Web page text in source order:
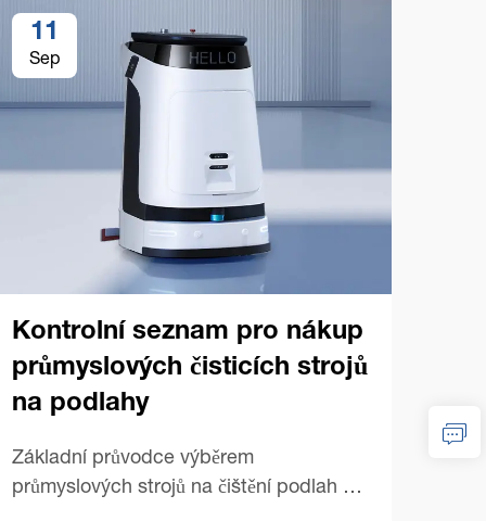
11
Sep
Kontrolní seznam pro nákup
průmyslových čisticích strojů
na podlahy
Základní průvodce výběrem
průmyslových strojů na čištění podlah –